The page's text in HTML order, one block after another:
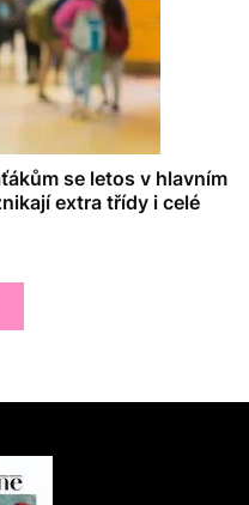
se letos v hlavním
extra třídy i celé